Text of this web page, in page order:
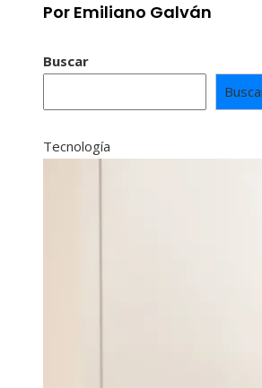
Por Emiliano Galván
Buscar
Tecnología